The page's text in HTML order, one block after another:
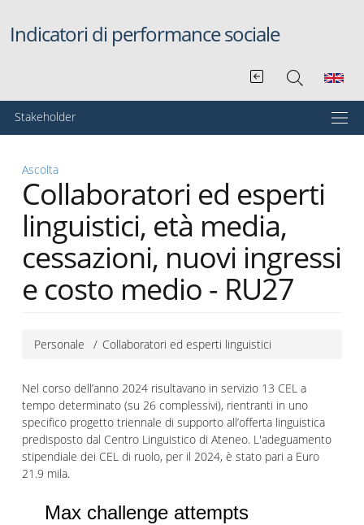
Indicatori di performance sociale
Menu principale
Stakeholder
Ascolta
Collaboratori ed esperti
linguistici, età media,
cessazioni, nuovi ingressi
e costo medio - RU27
Personale Collaboratori ed esperti linguistici
Nel corso dell’anno 2024 risultavano in servizio 13 CEL a
tempo determinato (su 26 complessivi), rientranti in uno
specifico progetto triennale di supporto all’offerta linguistica
predisposto dal Centro Linguistico di Ateneo. L'adeguamento
stipendiale dei CEL di ruolo, per il 2024, è stato pari a Euro
21.9 mila.